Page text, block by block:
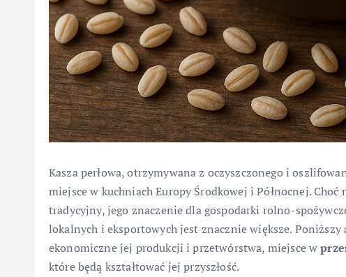
Kasza perłowa, otrzymywana z oczyszczonego i
miejsce w kuchniach Europy Środkowej i Północnej.
tradycyjny, jego znaczenie dla gospodarki rolno-
lokalnych i eksportowych jest znacznie większe. Poniższy
ekonomiczne jej produkcji i przetwórstwa, miejsce w
które będą kształtować jej przyszłość.